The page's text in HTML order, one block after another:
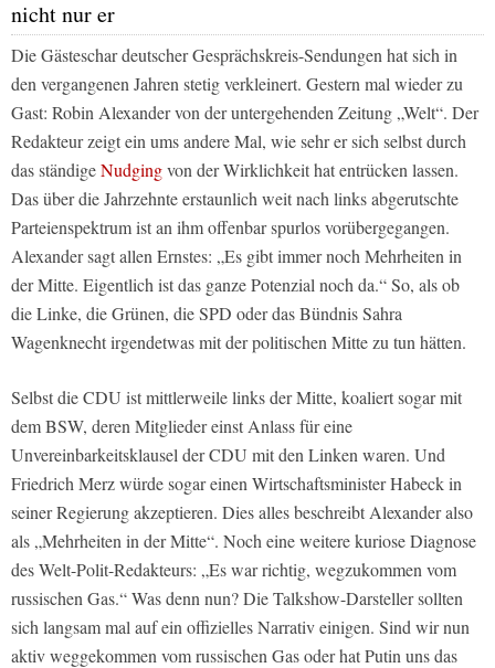
nicht nur er
Die Gästeschar deutscher Gesprächskreis-Sendungen hat sich in
den vergangenen Jahren stetig verkleinert. Gestern mal wieder zu
Gast: Robin Alexander von der untergehenden Zeitung „Welt“. Der
Redakteur zeigt ein ums andere Mal, wie sehr er sich selbst durch
das ständigeNudgingvon der Wirklichkeit hat entrücken lassen.
Das über die Jahrzehnte erstaunlich weit nach links abgerutschte
Parteienspektrum ist an ihm offenbar spurlos vorübergegangen.
Alexander sagt allen Ernstes: „Es gibt immer noch Mehrheiten in
der Mitte. Eigentlich ist das ganze Potenzial noch da.“ So, als ob
die Linke, die Grünen, die SPD oder das Bündnis Sahra
Wagenknecht irgendetwas mit der politischen Mitte zu tun hätten.
Selbst die CDU ist mittlerweile links der Mitte, koaliert sogar mit
dem BSW, deren Mitglieder einst Anlass für eine
Unvereinbarkeitsklausel der CDU mit den Linken waren. Und
Friedrich Merz würde sogar einen Wirtschaftsminister Habeck in
seiner Regierung akzeptieren. Dies alles beschreibt Alexander also
als „Mehrheiten in der Mitte“. Noch eine weitere kuriose Diagnose
des Welt-Polit-Redakteurs: „Es war richtig, wegzukommen vom
russischen Gas.“ Was denn nun? Die Talkshow-Darsteller sollten
sich langsam mal auf ein offizielles Narrativ einigen. Sind wir nun
aktiv weggekommen vom russischen Gas oder hat Putin uns das